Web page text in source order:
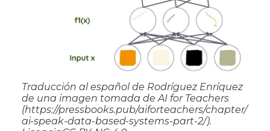
Traducción al español de Rodríguez Enríquez
de una imagen tomada de AI for Teachers
(https://pressbooks.pub/aiforteachers/chapter/
ai-speak-data-based-systems-part-2/).